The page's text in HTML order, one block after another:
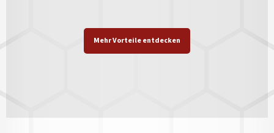
Mehr Vorteile entdecken